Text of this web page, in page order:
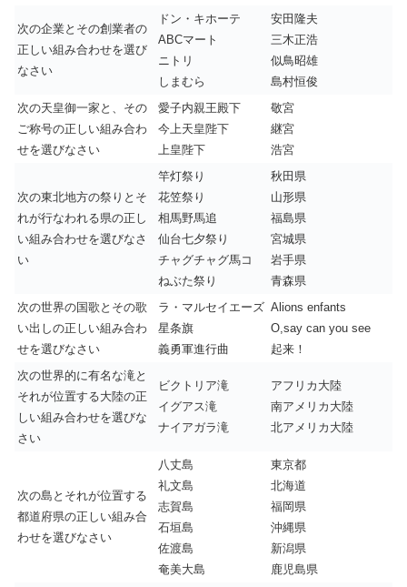
次の企業とその創業者の
正しい組み合わせを選び
なさい
ドン・キホーテ
ABCマート
ニトリ
しまむら
安田隆夫
三木正浩
似鳥昭雄
島村恒俊
次の天皇御一家と、その
ご称号の正しい組み合わ
せを選びなさい
愛子内親王殿下
今上天皇陛下
上皇陛下
敬宮
継宮
浩宮
次の東北地方の祭りとそ
れが行なわれる県の正し
い組み合わせを選びなさ
い
竿灯祭り
花笠祭り
相馬野馬追
仙台七夕祭り
チャグチャグ馬コ
ねぶた祭り
秋田県
山形県
福島県
宮城県
岩手県
青森県
次の世界の国歌とその歌
い出しの正しい組み合わ
せを選びなさい
ラ・マルセイエーズ
星条旗
義勇軍進行曲
Alions enfants
O,say can you see
起来！
次の世界的に有名な滝と
それが位置する大陸の正
しい組み合わせを選びな
さい
ビクトリア滝
イグアス滝
ナイアガラ滝
アフリカ大陸
南アメリカ大陸
北アメリカ大陸
次の島とそれが位置する
都道府県の正しい組み合
わせを選びなさい
八丈島
礼文島
志賀島
石垣島
佐渡島
奄美大島
東京都
北海道
福岡県
沖縄県
新潟県
鹿児島県